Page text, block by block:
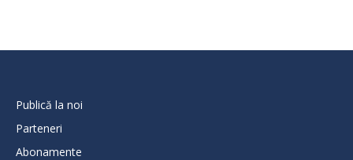
Publică la noi
Parteneri
Abonamente